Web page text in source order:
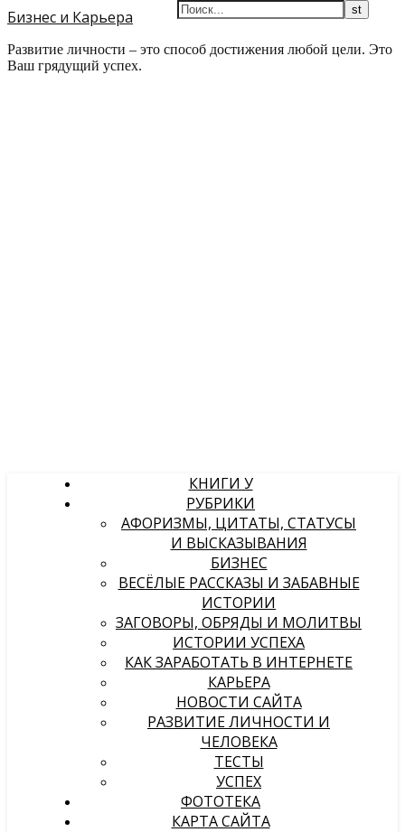
Бизнес и Карьера
Развитие личности – это способ достижения любой цели. Это
Ваш грядущий успех.
КНИГИ У
РУБРИКИ
АФОРИЗМЫ, ЦИТАТЫ, СТАТУСЫ
И ВЫСКАЗЫВАНИЯ
БИЗНЕС
ВЕСЁЛЫЕ РАССКАЗЫ И ЗАБАВНЫЕ
ИСТОРИИ
ЗАГОВОРЫ, ОБРЯДЫ И МОЛИТВЫ
ИСТОРИИ УСПЕХА
КАК ЗАРАБОТАТЬ В ИНТЕРНЕТЕ
КАРЬЕРА
НОВОСТИ САЙТА
РАЗВИТИЕ ЛИЧНОСТИ И
ЧЕЛОВЕКА
ТЕСТЫ
УСПЕХ
ФОТОТЕКА
КАРТА САЙТА